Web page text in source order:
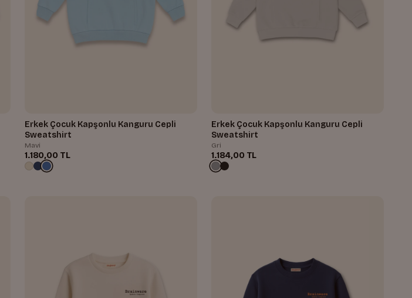
Erkek Çocuk Kapşonlu Kanguru Cepli
Sweatshirt
Mavi
1.180,00 TL
Erkek Çocuk Kapşonlu Kanguru Cepli
Sweatshirt
Gri
1.184,00 TL